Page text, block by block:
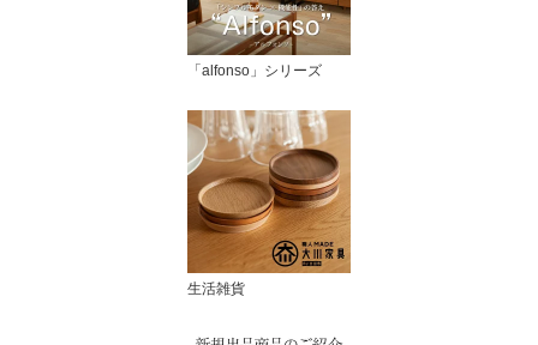
「alfonso」シリーズ
生活雑貨